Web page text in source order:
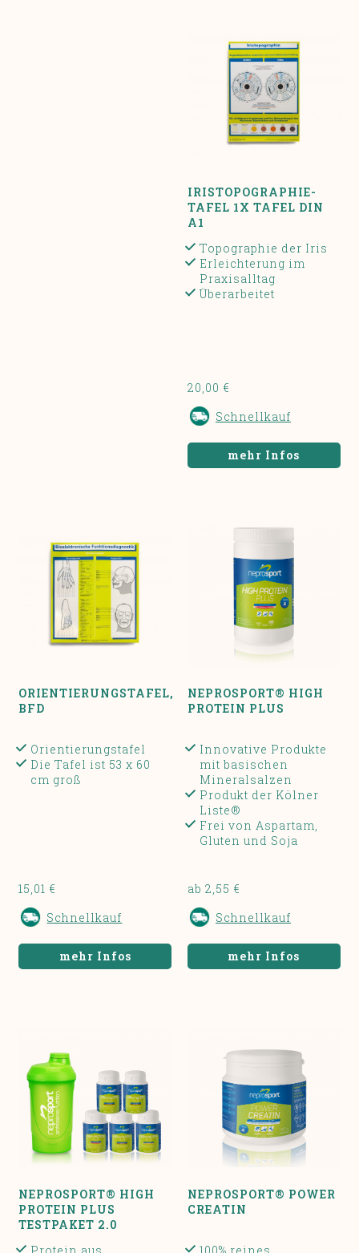
IRISTOPOGRAPHIE-
TAFEL 1X TAFEL DIN
A1
Topographie der Iris
Erleichterung im
Praxisalltag
Überarbeitet
20,00 €
Schnellkauf
mehr Infos
ORIENTIERUNGSTAFEL,
BFD
Orientierungstafel
Die Tafel ist 53 x 60
cm groß
15,01 €
Schnellkauf
mehr Infos
NEPROSPORT® HIGH
PROTEIN PLUS
Innovative Produkte
mit basischen
Mineralsalzen
Produkt der Kölner
Liste®
Frei von Aspartam,
Gluten und Soja
ab 2,55 €
Schnellkauf
mehr Infos
NEPROSPORT® HIGH
PROTEIN PLUS
TESTPAKET 2.0
NEPROSPORT® POWER
CREATIN